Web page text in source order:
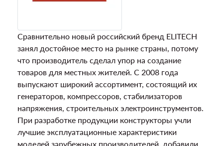
Сравнительно новый российский бренд ELITECH
занял достойное место на рынке страны, потому
что производитель сделал упор на создание
товаров для местных жителей. С 2008 года
выпускают широкий ассортимент, состоящий их
генераторов, компрессоров, стабилизаторов
напряжения, строительных электроинструментов.
При разработке продукции конструкторы учли
лучшие эксплуатационные характеристики
моделей зарубежных производителей, добавили